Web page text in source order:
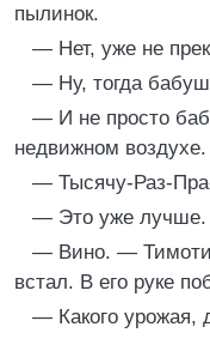
пылинок.
— Нет, уже не
— Ну, тогда
— И не просто
недвижном воздухе.
— Тысячу-Раз-
— Это уже лучше.
— Вино. — Тимоти
встал. В его руке
— Какого урожая,